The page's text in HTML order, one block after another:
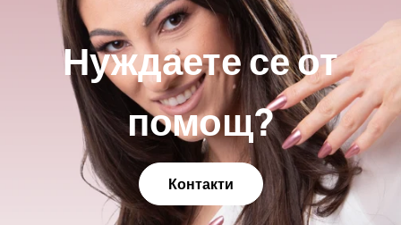
Нуждаете се от
помощ?
Контакти